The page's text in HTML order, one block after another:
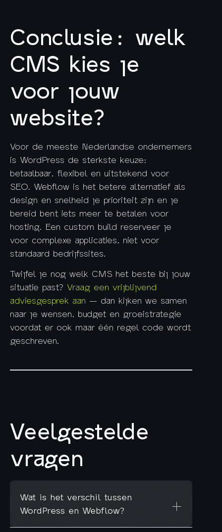
Conclusie: welk
CMS kies je
voor jouw
website?
Voor de meeste Nederlandse ondernemers
is WordPress de sterkste keuze:
betaalbaar, flexibel en uitstekend voor
SEO. Webflow is het betere alternatief als
design en snelheid je prioriteit zijn en je
bereid bent iets meer te betalen voor
hosting. Een custom build reserveer je
voor complexe applicaties, niet voor
standaard bedrijfssites.
Twijfel je nog welk CMS het beste bij jouw
situatie past? Vraag een vrijblijvend
adviesgesprek aan — dan kijken we samen
naar je wensen, budget en groeistrategie
voordat er ook maar één regel code wordt
geschreven.
Veelgestelde
vragen
Wat is het verschil tussen
WordPress en Webflow?